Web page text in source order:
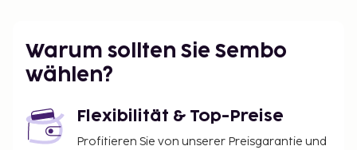
Warum sollten Sie Sembo
wählen?
Flexibilität & Top-Preise
Profitieren Sie von unserer Preisgarantie und